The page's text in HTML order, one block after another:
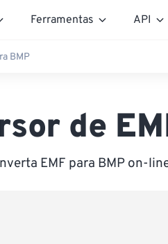
Ferramentas API
BMP
de
EMF para BMP on-